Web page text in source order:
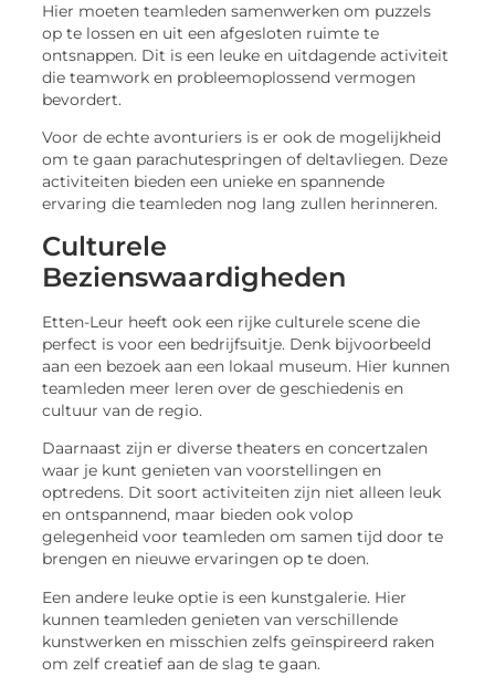
Hier moeten teamleden samenwerken om puzzels
op te lossen en uit een afgesloten ruimte te
ontsnappen. Dit is een leuke en uitdagende activiteit
die teamwork en probleemoplossend vermogen
bevordert.
Voor de echte avonturiers is er ook de mogelijkheid
om te gaan parachutespringen of deltavliegen. Deze
activiteiten bieden een unieke en spannende
ervaring die teamleden nog lang zullen herinneren.
Culturele
Bezienswaardigheden
Etten-Leur heeft ook een rijke culturele scene die
perfect is voor een bedrijfsuitje. Denk bijvoorbeeld
aan een bezoek aan een lokaal museum. Hier kunnen
teamleden meer leren over de geschiedenis en
cultuur van de regio.
Daarnaast zijn er diverse theaters en concertzalen
waar je kunt genieten van voorstellingen en
optredens. Dit soort activiteiten zijn niet alleen leuk
en ontspannend, maar bieden ook volop
gelegenheid voor teamleden om samen tijd door te
brengen en nieuwe ervaringen op te doen.
Een andere leuke optie is een kunstgalerie. Hier
kunnen teamleden genieten van verschillende
kunstwerken en misschien zelfs geïnspireerd raken
om zelf creatief aan de slag te gaan.